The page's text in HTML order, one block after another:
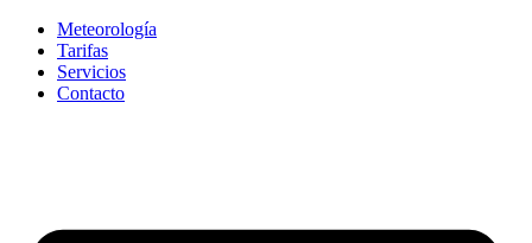
Meteorología
Tarifas
Servicios
Contacto